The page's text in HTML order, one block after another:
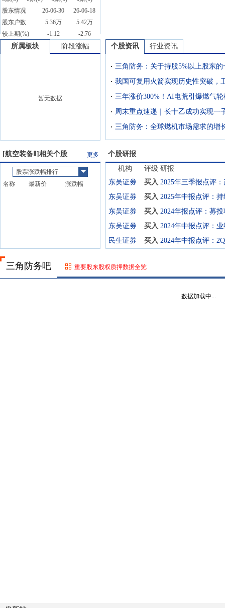
股东情况
26-06-30
26-06-18
股东户数
5.36万
5.42万
较上期(%)
-1.12 -2.76
所属板块 阶段涨幅
暂无数据
个股资讯 行业资讯
[航空装备Ⅱ ]相关个股 更多
股票涨跌幅排行
名称
最新价 涨跌幅
个股研报
机构
评级 研报
东吴证券
买入
东吴证券
买入
东吴证券
买入
东吴证券
买入
民生证券
买入
三角防务吧 重要股东股权质押数据全览